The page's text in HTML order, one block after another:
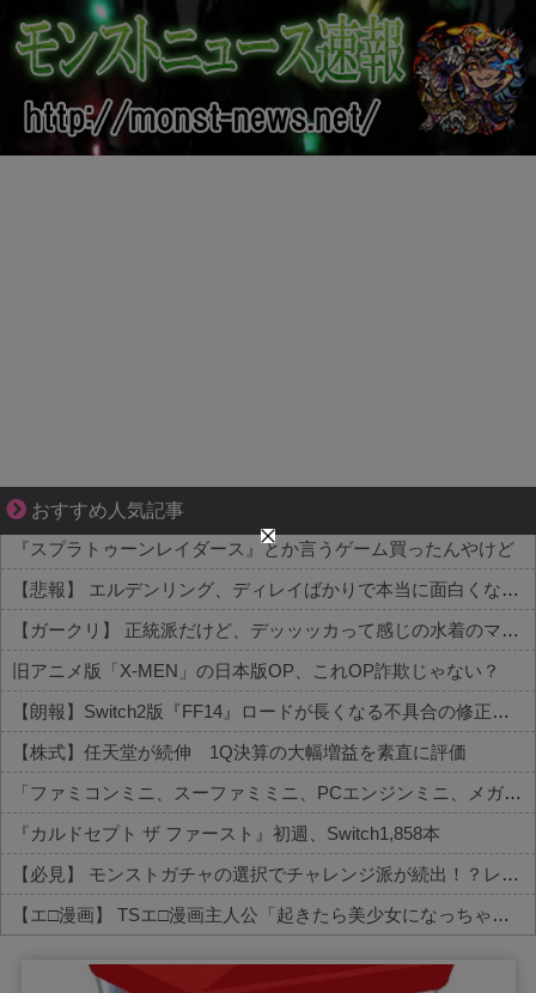
おすすめ人気記事
恋は疑惑に染まり、狂気へ変わる
『スプラトゥーンレイダース』とか言うゲーム買ったんやけど
【悲報】 エルデンリング、ディレイばかりで本当に面白くないこのゲーム←賛同の声が多数…
【ガークリ】 正統派だけど、デッッッカって感じの水着のマネ、ラファエ口、セッシュウへの反応！！！
旧アニメ版「X-MEN」の日本版OP、これOP詐欺じゃない？
【朗報】Switch2版『FF14』ロードが長くなる不具合の修正パッチを本日配信
【株式】任天堂が続伸 1Q決算の大幅増益を素直に評価
「ファミコンミニ、スーファミミニ、PCエンジンミニ、メガドラミニ、ネオジオミニ」って
『カルドセプト ザ ファースト』初週、Switch1,858本
【必見】 モンストガチャの選択でチャレンジ派が続出！？レギュラーとの違いがコチラ
【エ□漫画】 TSエ□漫画主人公「起きたら美少女になっちゃった！？」ワイ「おお」
Powered by livedoor 相互RSS